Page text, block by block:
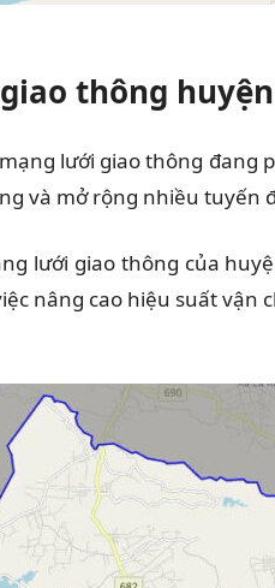
thông h
lưới giao thông
và mở rộng nhiều tuyến
lưới giao thông của
nâng cao hiệu suất